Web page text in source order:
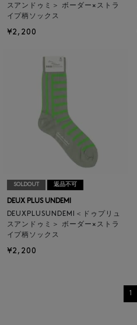
スアンドゥミ＞ ボーダー×ストラ
イプ柄ソックス
¥2,200
SOLDOUT 返品不可
DEUX PLUS UNDEMI
DEUXPLUSUNDEMI＜ドゥプリュ
スアンドゥミ＞ ボーダー×ストラ
イプ柄ソックス
¥2,200
1